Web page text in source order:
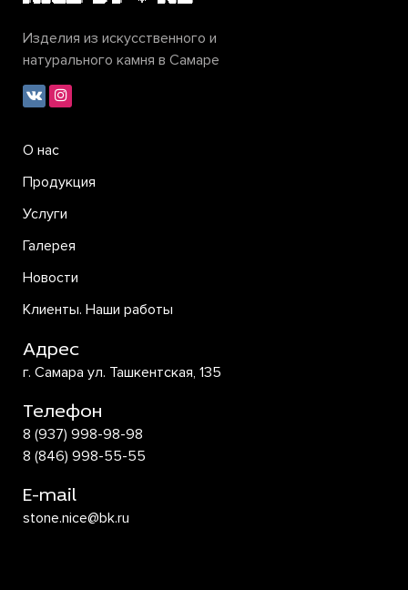
Изделия из искусственного и
натурального камня в Самаре
О нас
Продукция
Услуги
Галерея
Новости
Клиенты. Наши работы
Адрес
г. Самара ул. Ташкентская, 135
Телефон
8 (937) 998-98-98
8 (846) 998-55-55
E-mail
stone.nice@bk.ru